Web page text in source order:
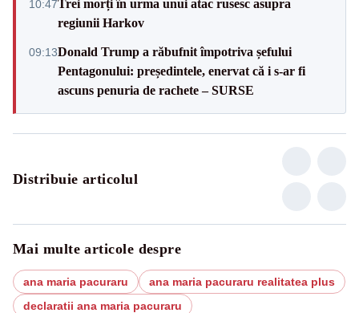
10:47Trei morți în urma unui atac rusesc asupra
regiunii Harkov
09:13Donald Trump a răbufnit împotriva șefului
Pentagonului: președintele, enervat că i s-ar fi
ascuns penuria de rachete – SURSE
Distribuie articolul
Mai multe articole despre
ana maria pacuraru
ana maria pacuraru realitatea plus
declaratii ana maria pacuraru